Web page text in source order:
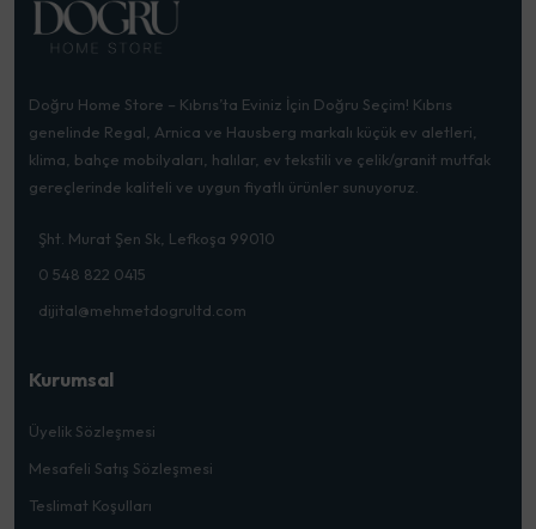
Doğru Home Store – Kıbrıs’ta Eviniz İçin Doğru Seçim! Kıbrıs
genelinde Regal, Arnica ve Hausberg markalı küçük ev aletleri,
klima, bahçe mobilyaları, halılar, ev tekstili ve çelik/granit mutfak
gereçlerinde kaliteli ve uygun fiyatlı ürünler sunuyoruz.
Şht. Murat Şen Sk, Lefkoşa 99010
0 548 822 0415
dijital@mehmetdogrultd.com
Kurumsal
Üyelik Sözleşmesi
Mesafeli Satış Sözleşmesi
Teslimat Koşulları